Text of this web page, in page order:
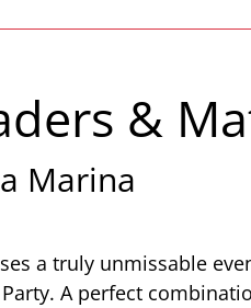
&
Marina
a truly unmissable
A perfect